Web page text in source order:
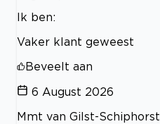
Ik ben:
Vaker klant geweest
Beveelt aan
6 August 2026
Mmt van Gilst-Schiphorst